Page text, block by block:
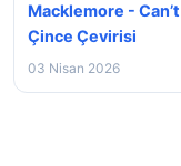
Macklemore -
Çince Çevirisi
03 Nisan 2026